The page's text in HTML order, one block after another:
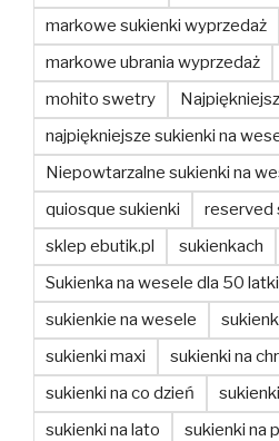
markowe sukienki wyprzedaż
markowe ubrania wyprzedaż
mohito swetry
najpiękniejsze sukienki na
Niepowtarzalne sukienki na
quiosque sukienki
reserved
sklep ebutik.pl
sukienkach
Sukienka na wesele dla 50 latki
sukienkie na wesele
sukienki maxi
sukienki na
sukienki na co dzień
sukienki na lato
sukienki na